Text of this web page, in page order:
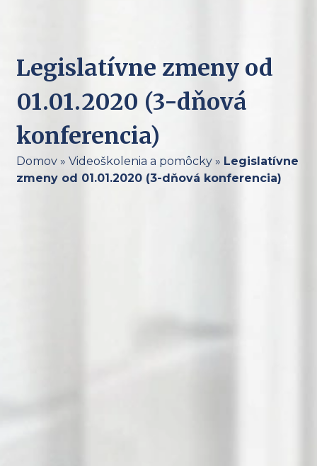
Legislatívne zmeny od
01.01.2020 (3-dňová
konferencia)
Domov» Videoškolenia a pomôcky» Legislatívne
zmeny od 01.01.2020 (3-dňová konferencia)